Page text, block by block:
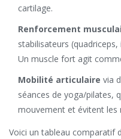
cartilage.
Renforcement
stabilisateurs
Un muscle fort agit
Mobilité articulaire via
séances de yoga/pilates,
mouvement et évitent les
Voici un tableau comparatif